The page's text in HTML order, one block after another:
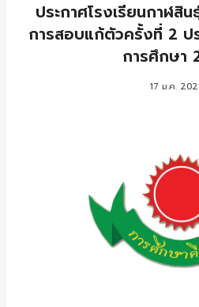
ประกาศโรงเรียนกาฬสิ
การสอบแก้ตัวครั้งที่ 2 ป
การศึกษา
17 ม.ค.